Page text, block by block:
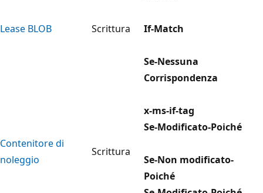
Lease BLOB Scrittura If-Match
Se-Nessuna
Corrispondenza
x-ms-if-tag
Contenitore di
noleggio
Scrittura
Se-Modificato-Poiché
Se-Non modificato-
Poiché